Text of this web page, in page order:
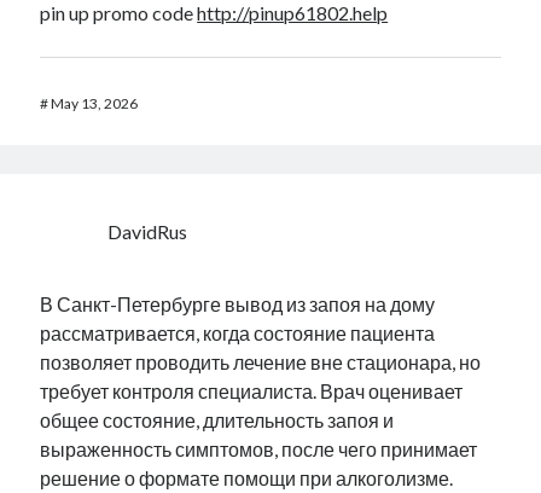
pin up promo codehttp://pinup61802.help
#May 13, 2026
DavidRus
В Санкт-Петербурге вывод из запоя на дому
рассматривается, когда состояние пациента
позволяет проводить лечение вне стационара, но
требует контроля специалиста. Врач оценивает
общее состояние, длительность запоя и
выраженность симптомов, после чего принимает
решение о формате помощи при алкоголизме.